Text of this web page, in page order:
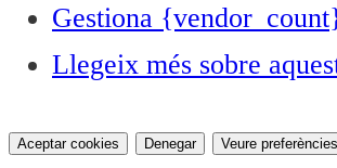
Gestiona
Llegeix més sobre
Aceptar cookies Denegar Veure preferències